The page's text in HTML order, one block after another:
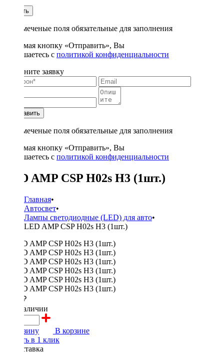
Купить
* - отмеченые поля обязательные для заполнения
Нажимая кнопку «Отправить», Вы
соглашаетесь с политикой конфиденциальности
Заполните заявку
Отправить
* - отмеченые поля обязательные для заполнения
Нажимая кнопку «Отправить», Вы
соглашаетесь с политикой конфиденциальности
LED AMP CSP H02s H3 (1шт.)
Главная•
Автосвет•
Лампы светодиодные (LED) для авто•
LED AMP CSP H02s H3 (1шт.)
1250 ₽
в наличии
В корзину
В корзине
Купить в 1 клик